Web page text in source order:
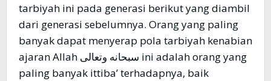
tarbiyah ini pada generasi berikut yang diambil
dari generasi sebelumnya. Orang yang paling
banyak dapat menyerap pola tarbiyah kenabian
ajaran Allah سبحانه وتعالى ini adalah orang yang
paling banyak ittiba’ terhadapnya, baik